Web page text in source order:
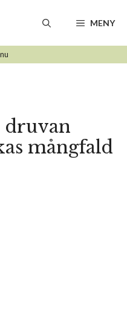
MENY
druvan
mångfald